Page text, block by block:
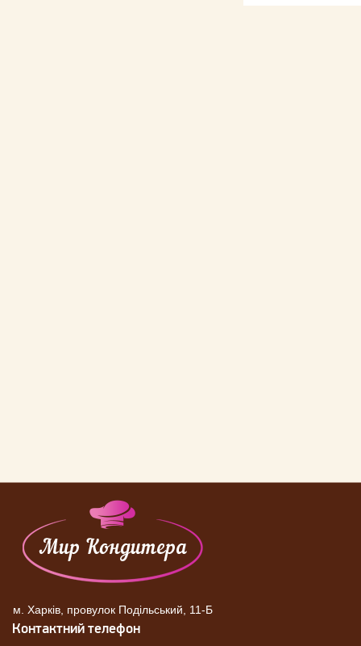
м. Харків, провулок Подільський, 11-Б
Контактний телефон